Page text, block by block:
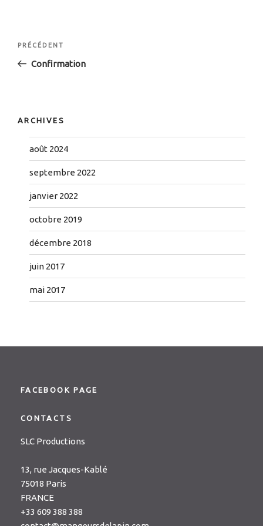
Navigation
l’article
Article
précédent
PRÉCÉDENT
Confirmation
ARCHIVES
août 2024
septembre 2022
janvier 2022
octobre 2019
décembre 2018
juin 2017
mai 2017
FACEBOOK PAGE
CONTACTS
SLC Productions
13, rue Jacques-Kablé
75018 Paris
FRANCE
+33 609 388 388